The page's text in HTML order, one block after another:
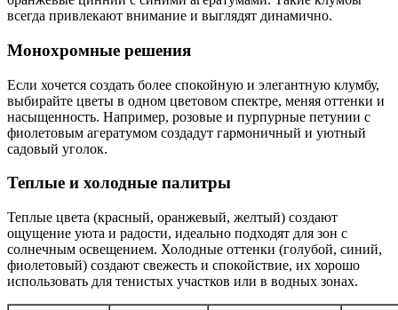
всегда привлекают внимание и выглядят динамично.
Монохромные решения
Если хочется создать более спокойную и элегантную клумбу,
выбирайте цветы в одном цветовом спектре, меняя оттенки и
насыщенность. Например, розовые и пурпурные петунии с
фиолетовым агератумом создадут гармоничный и уютный
садовый уголок.
Теплые и холодные палитры
Теплые цвета (красный, оранжевый, желтый) создают
ощущение уюта и радости, идеально подходят для зон с
солнечным освещением. Холодные оттенки (голубой, синий,
фиолетовый) создают свежесть и спокойствие, их хорошо
использовать для тенистых участков или в водных зонах.